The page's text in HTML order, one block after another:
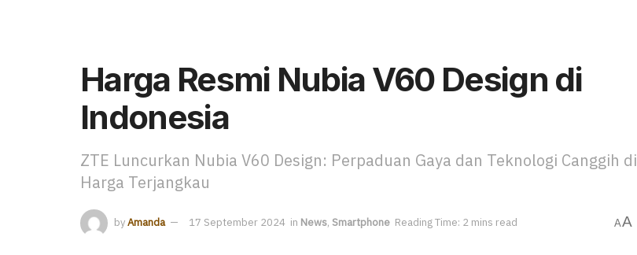
Harga Resmi Nubia V60 Design di
Indonesia
ZTE Luncurkan Nubia V60 Design: Perpaduan Gaya dan Teknologi Canggih di
Harga Terjangkau
byAmanda 17 September 2024 in News, Smartphone Reading Time: 2 mins read AA